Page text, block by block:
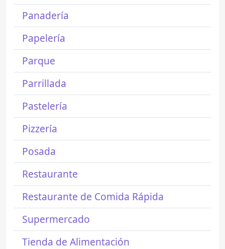
Panadería
Papelería
Parque
Parrillada
Pastelería
Pizzería
Posada
Restaurante
Restaurante de Comida Rápida
Supermercado
Tienda de Alimentación